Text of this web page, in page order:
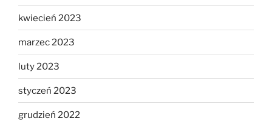
kwiecień 2023
marzec 2023
luty 2023
styczeń 2023
grudzień 2022